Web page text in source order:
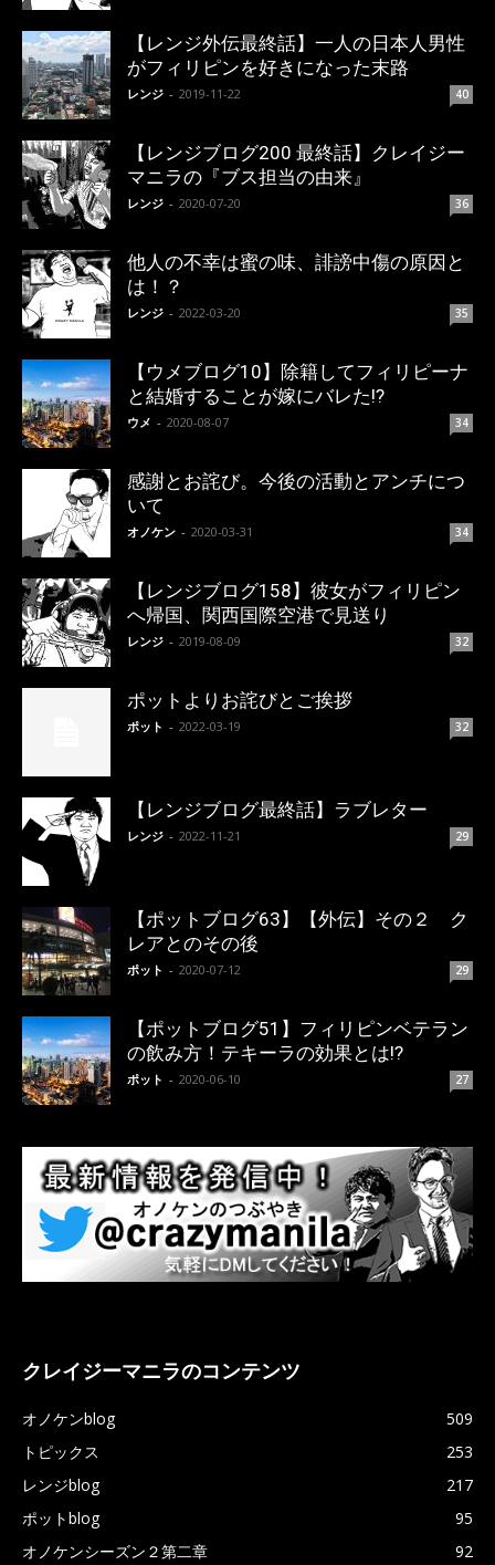
【レンジ外伝最終話】一人の日本人男性
がフィリピンを好きになった末路
レンジ - 2019-11-22 40
【レンジブログ200 最終話】クレイジー
マニラの『ブス担当の由来』
レンジ - 2020-07-20 36
他人の不幸は蜜の味、誹謗中傷の原因と
は！？
レンジ - 2022-03-20 35
【ウメブログ10】除籍してフィリピーナ
と結婚することが嫁にバレた!?
ウメ - 2020-08-07 34
感謝とお詫び。今後の活動とアンチにつ
いて
オノケン - 2020-03-31 34
【レンジブログ158】彼女がフィリピン
へ帰国、関西国際空港で見送り
レンジ - 2019-08-09 32
ポットよりお詫びとご挨拶
ポット - 2022-03-19 32
【レンジブログ最終話】ラブレター
レンジ - 2022-11-21 29
【ポットブログ63】【外伝】その２ ク
レアとのその後
ポット - 2020-07-12 29
【ポットブログ51】フィリピンベテラン
の飲み方！テキーラの効果とは!?
ポット - 2020-06-10 27
クレイジーマニラのコンテンツ
オノケンblog
509
トピックス
253
レンジblog
217
ポットblog
95
オノケンシーズン２第二章
92